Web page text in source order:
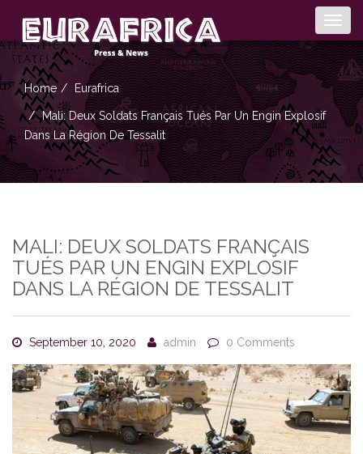
Home Eurafrica
Mali: Deux Soldats Français Tués Par Un Engin Explosif
Dans La Région De Tessalit
MALI: DEUX SOLDATS FRANÇAIS
TUÉS PAR UN ENGIN EXPLOSIF
DANS LA RÉGION DE TESSALIT
September 10, 2020 admin 0 Comments